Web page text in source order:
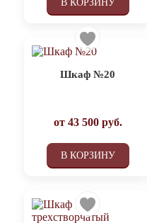
В КОРЗИНУ
Шкаф №20
от 43 500руб.
В КОРЗИНУ